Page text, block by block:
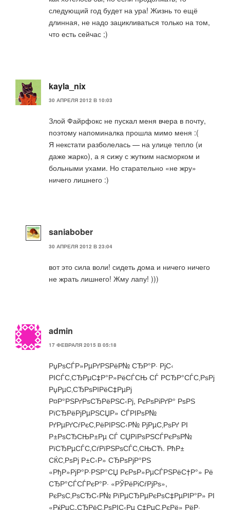
следующий год будет на ура! Жизнь то ещё
длинная, не надо зацикливаться только на том,
что есть сейчас ;)
kayla_nix
30 АПРЕЛЯ 2012 В 10:03
Злой Файрфокс не пускал меня вчера в почту,
поэтому напоминалка прошла мимо меня :(
Я некстати разболелась — на улице тепло (и
даже жарко), а я сижу с жутким насморком и
больными ухами. Но старательно «не жру»
ничего лишнего :)
saniabober
30 АПРЕЛЯ 2012 В 23:04
вот это сила воли! сидеть дома и ничего ничего
не жрать лишнего! Жму лапу! )))
admin
17 ФЕВРАЛЯ 2015 В 05:18
РџРѕСЃР»РµРґРЅРёР№ СЂР°Р· РјС‹
РІСЃС‚СЂРµС‡Р°Р»РёСЃСЊ СЃ Р­СЂР°СЃС‚РѕРј
РџРµС‚СЂРѕРІРёС‡РµРј
Р¤Р°РЅРґРѕСЂРёРЅС‹Рј, РєРѕРіРґР° РѕРЅ
РїСЂРёРјРµРЅСЏР» СЃРІРѕР№
РґРµРґСѓРєС‚РёРІРЅС‹Р№ РјРµС‚РѕРґ РІ
Р±РѕСЂСЊР±Рµ СЃ СЏРїРѕРЅСЃРєРѕР№
РїСЂРµСЃС‚СѓРїРЅРѕСЃС‚СЊСЋ. РћР±
СЌС‚РѕРј Р±С‹Р» СЂРѕРјР°РЅ
«РђР»РјР°Р·РЅР°СЏ РєРѕР»РµСЃРЅРёС†Р°» Рё
СЂР°СЃСЃРєР°Р· «РЎРёРіСѓРјРѕ»,
РєРѕС‚РѕСЂС‹Р№ РїРµСЂРµРєРѕС‡РµРІР°Р» РІ
«РќРµС„СЂРёС‚РѕРІС‹Рµ С‡РµС‚РєРё» РёР·